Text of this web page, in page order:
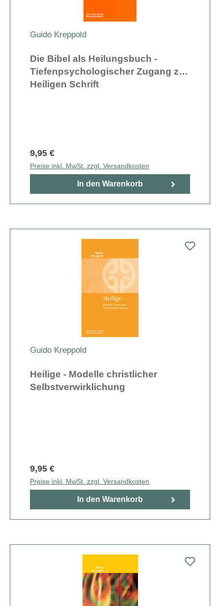
Guido Kreppold
Die Bibel als Heilungsbuch -
Tiefenpsychologischer Zugang zur
Heiligen Schrift
9,95 €
Preise inkl. MwSt. zzgl. Versandkosten
In den Warenkorb
Guido Kreppold
Heilige - Modelle christlicher
Selbstverwirklichung
9,95 €
Preise inkl. MwSt. zzgl. Versandkosten
In den Warenkorb